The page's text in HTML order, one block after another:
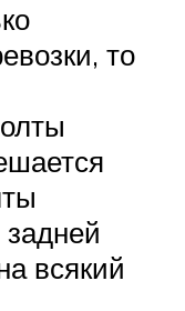
то
всякий